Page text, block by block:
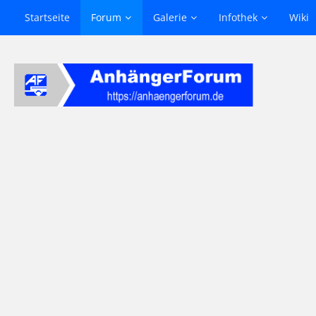
Startseite Forum Galerie Infothek Wiki